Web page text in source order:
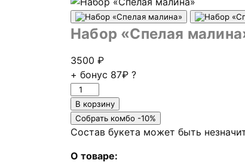
Набор «Спелая
3500 ₽
+ бонус 87₽ ?
Количество
товара
Набор
"Спелая
В корзину
Собрать комбо -10%
Состав букета может быть
О товаре: